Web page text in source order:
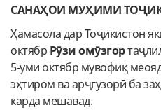
САНАҲОИ МУҲИМИ
Ҳамасола дар Тоҷикистон
октябр Рӯзи омӯзгор
5-уми октябр мувофиқ
эҳтиром ва арҷгузорӣ ба
карда мешавад.